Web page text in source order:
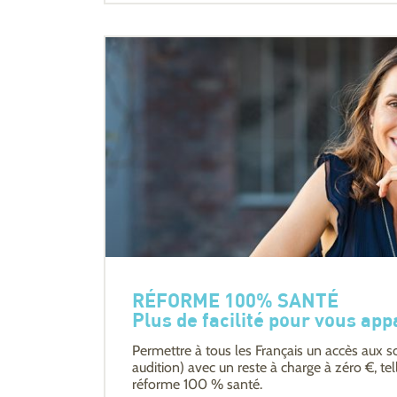
RÉFORME 100% SANTÉ
Plus de facilité pour vous
Permettre à tous les Français un accès aux
audition) avec un reste à charge à zéro €,
réforme 100 % santé.